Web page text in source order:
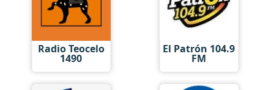
Radio Teocelo
1490
El Patrón 104.9
FM